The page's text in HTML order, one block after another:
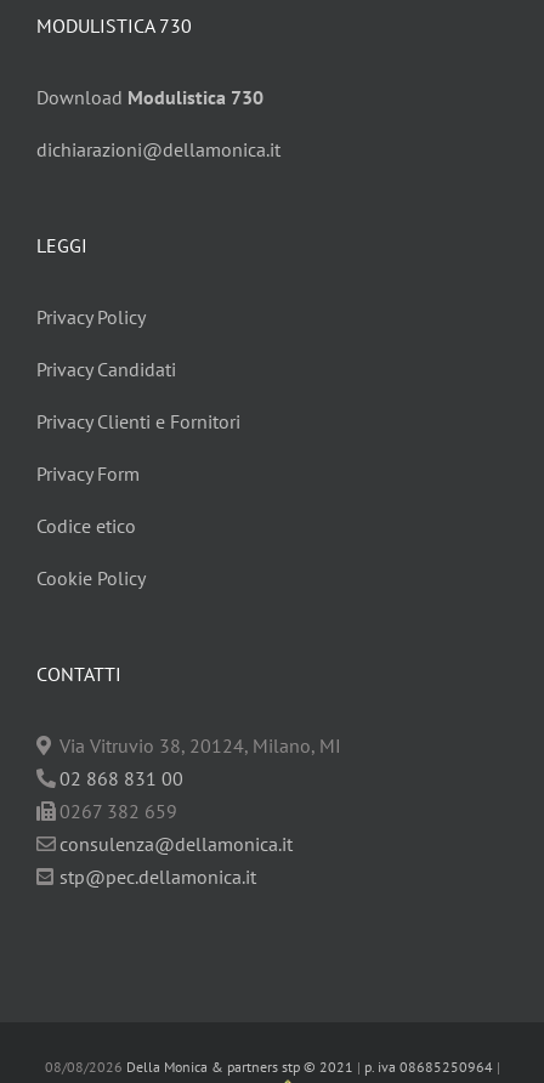
CONTATTI
Via Vitruvio 38, 20124, Milano, MI
02 868 831 00
0267 382 659
consulenza@dellamonica.it
stp@pec.dellamonica.it
MODULISTICA 730
Download Modulistica 730
dichiarazioni@dellamonica.it
LEGGI
Privacy Policy
Privacy Candidati
Privacy Clienti e Fornitori
Privacy Form
Codice etico
Cookie Policy
08/08/2026 Della Monica & partners stp © 2021 | p. iva 08685250964|